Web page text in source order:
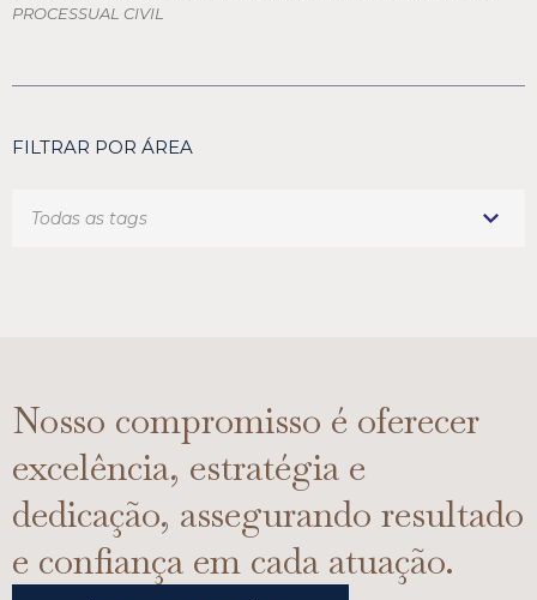
PROCESSUAL CIVIL
FILTRAR POR ÁREA
Nosso compromisso é oferecer
excelência, estratégia e
dedicação, assegurando resultado
e confiança em cada atuação.